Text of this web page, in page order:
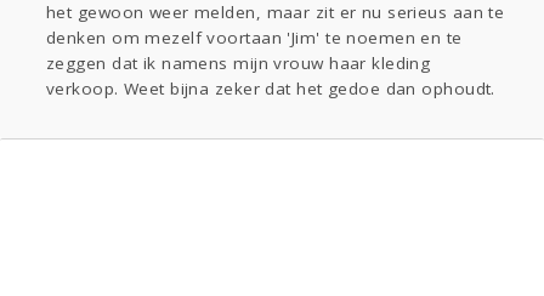
het gewoon weer melden, maar zit er nu serieus aan te
denken om mezelf voortaan 'Jim' te noemen en te
zeggen dat ik namens mijn vrouw haar kleding
verkoop. Weet bijna zeker dat het gedoe dan ophoudt.